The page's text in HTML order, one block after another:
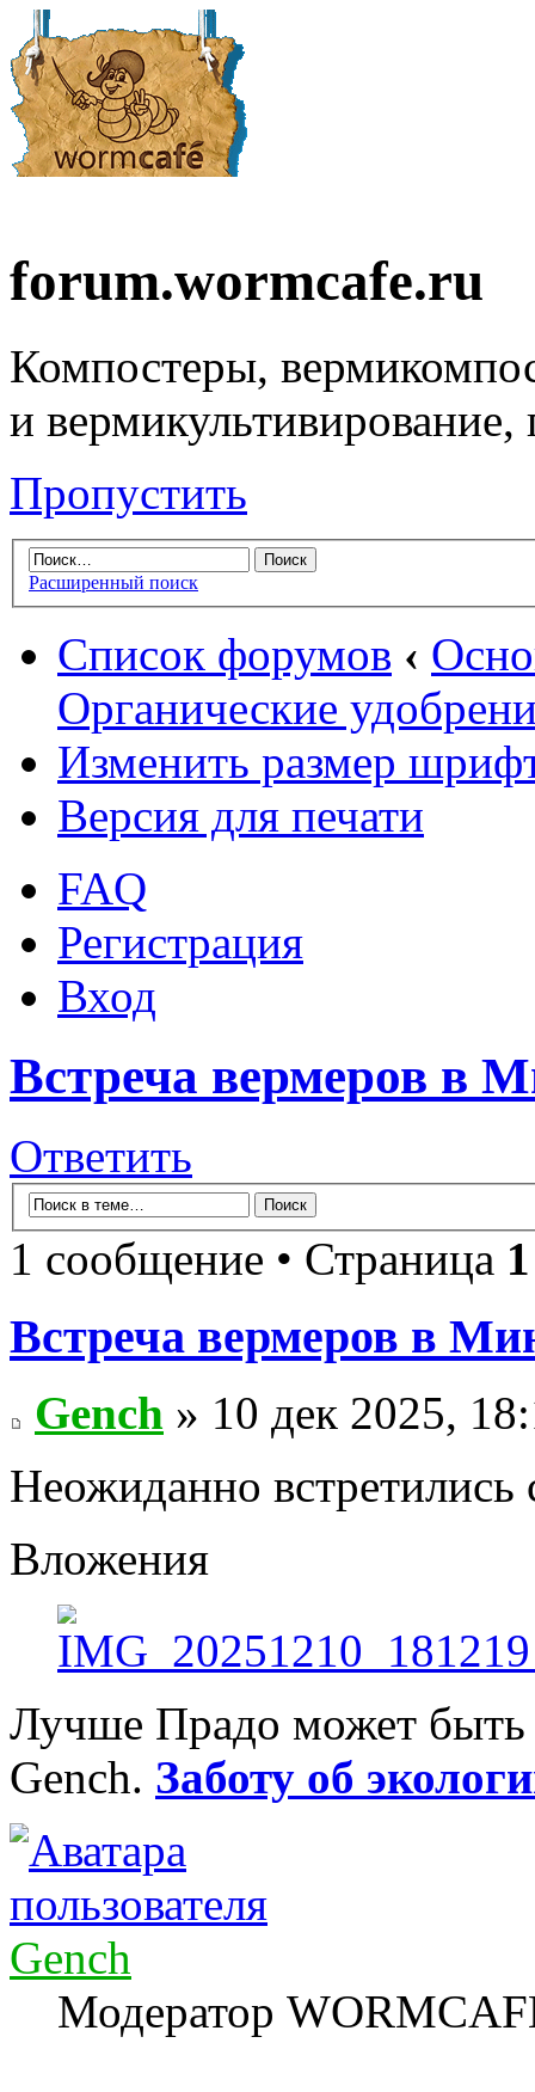
forum.wormcafe.ru
Компостеры,
и
Пропустить
Расширенный поиск
Список форумов ‹
Органические
Изменить размер
Версия для печати
FAQ
Регистрация
Вход
Встреча вермеров в
Ответить
1 сообщение • Страница 1
Встреча вермеров в
Gench » 10 дек 2025,
Неожиданно встретились
Вложения
Лучше Прадо может
Gench. Заботу об
Gench
Модератор